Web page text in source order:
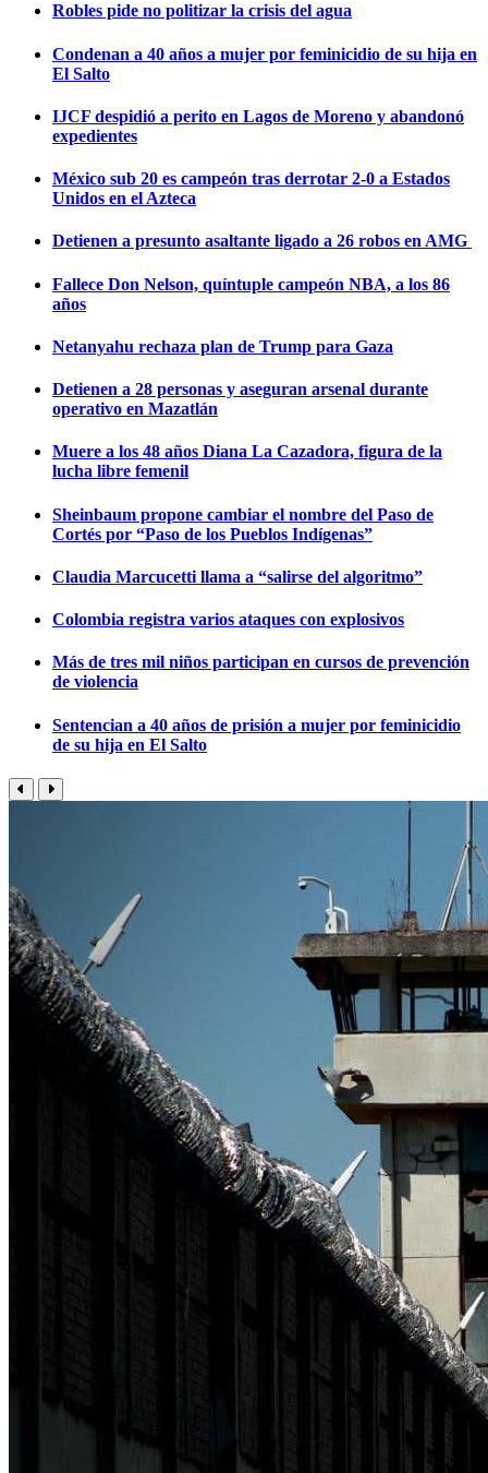
Robles pide no politizar la crisis del agua
Condenan a 40 años a mujer por feminicidio de su hija en
El Salto
IJCF despidió a perito en Lagos de Moreno y abandonó
expedientes
México sub 20 es campeón tras derrotar 2-0 a Estados
Unidos en el Azteca
Detienen a presunto asaltante ligado a 26 robos en AMG
Fallece Don Nelson, quíntuple campeón NBA, a los 86
años
Netanyahu rechaza plan de Trump para Gaza
Detienen a 28 personas y aseguran arsenal durante
operativo en Mazatlán
Muere a los 48 años Diana La Cazadora, figura de la
lucha libre femenil
Sheinbaum propone cambiar el nombre del Paso de
Cortés por “Paso de los Pueblos Indígenas”
Claudia Marcucetti llama a “salirse del algoritmo”
Colombia registra varios ataques con explosivos
Más de tres mil niños participan en cursos de prevención
de violencia
Sentencian a 40 años de prisión a mujer por feminicidio
de su hija en El Salto